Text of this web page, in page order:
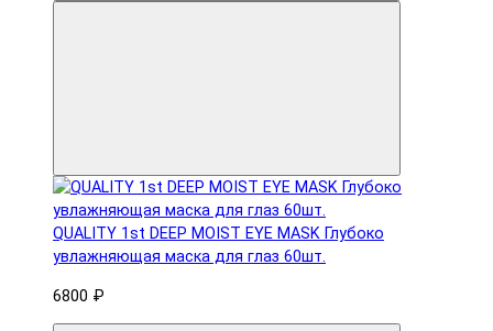
QUALITY 1st DEEP MOIST EYE MASK Глубоко
увлажняющая маска для глаз 60шт.
6800 ₽